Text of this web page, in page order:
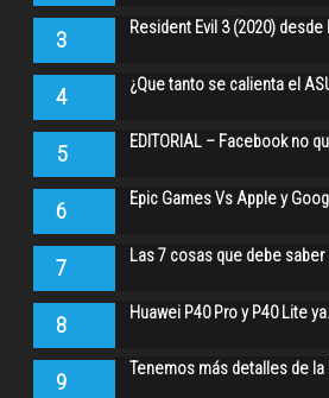
3 Resident Evil 3 (2020) desde
4 ¿Que tanto se calienta el
5 EDITORIAL – Facebook no
6 Epic Games Vs Apple y
7 Las 7 cosas que debe saber
8 Huawei P40 Pro y P40 Lite
9 Tenemos más detalles de la